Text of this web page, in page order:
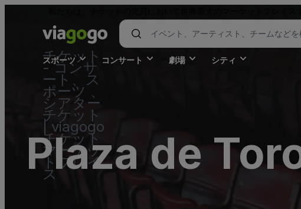
チケット
- コンサ
ート、ス
ポーツ 、
シアター
チケット
| viagogo
チケット
マーケッ
トプレイ
ス
スポーツ コンサート 劇場 シティ
Plaza de